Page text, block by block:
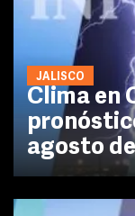
JALISCO
Clima en
agosto